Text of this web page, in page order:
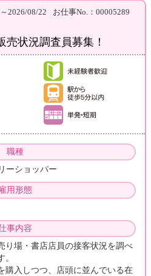
2026/08/22
お仕事No.：00005289
売状況調査員募集！
職種
ーショッパー
雇用形態
事内容
り場・書店店員の接客状況を調べ
購入しつつ、店頭に並んでいる在